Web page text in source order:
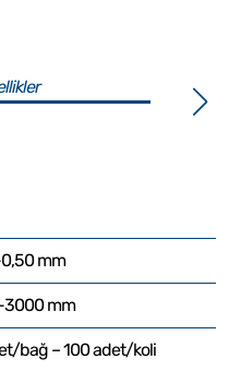
mm
3000 mm
bağ – 100 adet/koli